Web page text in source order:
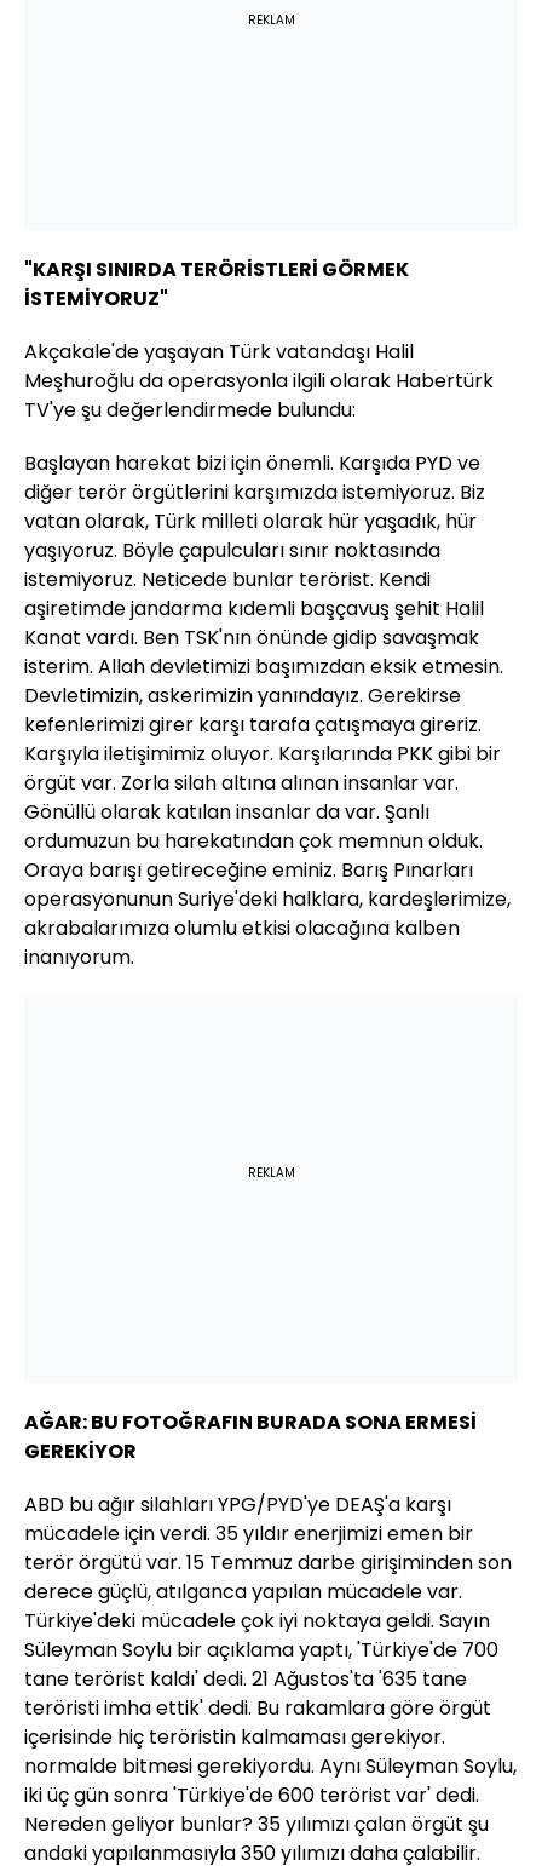
REKLAM
"KARŞI SINIRDA TERÖRİSTLERİ GÖRMEK
İSTEMİYORUZ"
Akçakale'de yaşayan Türk vatandaşı Halil
Meşhuroğlu da operasyonla ilgili olarak Habertürk
TV'ye şu değerlendirmede bulundu:
Başlayan harekat bizi için önemli. Karşıda PYD ve
diğer terör örgütlerini karşımızda istemiyoruz. Biz
vatan olarak, Türk milleti olarak hür yaşadık, hür
yaşıyoruz. Böyle çapulcuları sınır noktasında
istemiyoruz. Neticede bunlar terörist. Kendi
aşiretimde jandarma kıdemli başçavuş şehit Halil
Kanat vardı. Ben TSK'nın önünde gidip savaşmak
isterim. Allah devletimizi başımızdan eksik etmesin.
Devletimizin, askerimizin yanındayız. Gerekirse
kefenlerimizi girer karşı tarafa çatışmaya gireriz.
Karşıyla iletişimimiz oluyor. Karşılarında PKK gibi bir
örgüt var. Zorla silah altına alınan insanlar var.
Gönüllü olarak katılan insanlar da var. Şanlı
ordumuzun bu harekatından çok memnun olduk.
Oraya barışı getireceğine eminiz. Barış Pınarları
operasyonunun Suriye'deki halklara, kardeşlerimize,
akrabalarımıza olumlu etkisi olacağına kalben
inanıyorum.
REKLAM
AĞAR: BU FOTOĞRAFIN BURADA SONA ERMESİ
GEREKİYOR
ABD bu ağır silahları YPG/PYD'ye DEAŞ'a karşı
mücadele için verdi. 35 yıldır enerjimizi emen bir
terör örgütü var. 15 Temmuz darbe girişiminden son
derece güçlü, atılganca yapılan mücadele var.
Türkiye'deki mücadele çok iyi noktaya geldi. Sayın
Süleyman Soylu bir açıklama yaptı, 'Türkiye'de 700
tane terörist kaldı' dedi. 21 Ağustos'ta '635 tane
teröristi imha ettik' dedi. Bu rakamlara göre örgüt
içerisinde hiç teröristin kalmaması gerekiyor.
normalde bitmesi gerekiyordu. Aynı Süleyman Soylu,
iki üç gün sonra 'Türkiye'de 600 terörist var' dedi.
Nereden geliyor bunlar? 35 yılımızı çalan örgüt şu
andaki yapılanmasıyla 350 yılımızı daha çalabilir.